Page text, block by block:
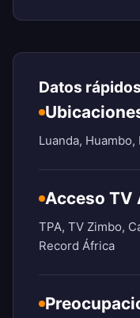
Datos
Luanda,
Acceso TV
TPA, TV Zimbo,
Record África